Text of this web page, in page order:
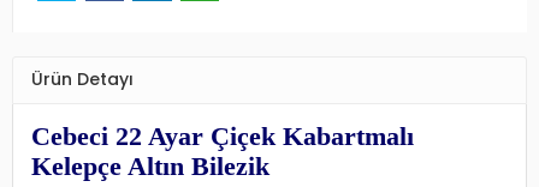
Ürün Detayı
Cebeci 22 Ayar Çiçek Kabartmalı
Kelepçe Altın Bilezik